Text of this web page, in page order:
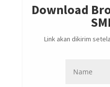
Download
Link akan dikirim